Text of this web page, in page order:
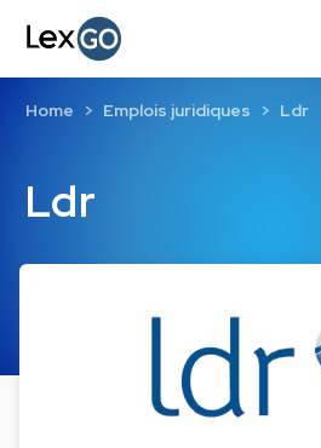
Ldr
Home Emplois juridiques Ldr